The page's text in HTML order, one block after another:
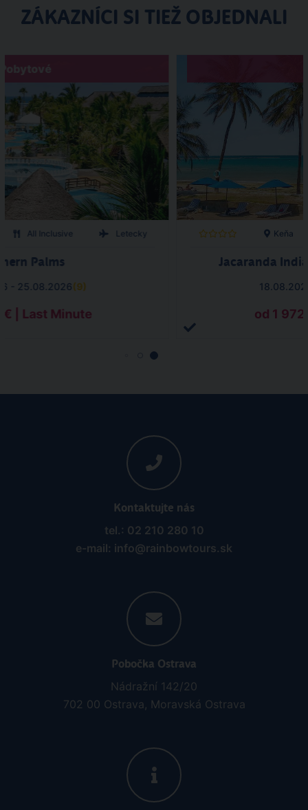
ZÁKAZNÍCI SI TIEŽ OBJEDNALI
All Inclusive Letecky
Palms
- 25.08.2026(9)
€ | Last Minute
Keňa
Jacaranda
od 1
Kontaktujte nás
tel.: 02 210 280 10
e-mail: info@rainbowtours.sk
Pobočka Ostrava
Nádražní 142/20
702 00 Ostrava, Moravská Ostrava